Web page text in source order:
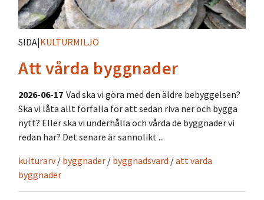
SIDA|KULTURMILJÖ
Att vårda byggnader
2026-06-17 Vad ska vi göra med den äldre bebyggelsen?
Ska vi låta allt förfalla för att sedan riva ner och bygga
nytt? Eller ska vi underhålla och vårda de byggnader vi
redan har? Det senare är sannolikt ...
kulturarv / byggnader / byggnadsvard /att varda
byggnader